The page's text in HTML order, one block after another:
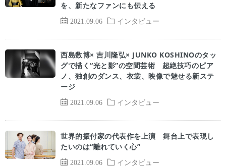
2021.09.06 インタビュー
を、新たなファンにも伝える
2021.09.06 インタビュー
西島数博× 吉川隆弘× JUNKO KOSHINOのタッ
グで描く“光と影”の空間芸術 超絶技巧のピア
ノ、独創のダンス、衣裳、映像で魅せる新ステ
ージ
2021.09.06 インタビュー
世界的振付家の代表作を上演 舞台上で表現し
たいのは“離れていく心”